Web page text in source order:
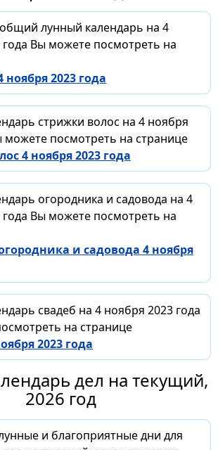
лунный календарь на 4
года Вы можете посмотреть на
2023 года
стрижки волос на 4 ноября
можете посмотреть на странице
4 ноября 2023 года
огородника и садовода на 4
года Вы можете посмотреть на
и садовода 4 ноября
свадеб на 4 ноября 2023 года
на странице
2023 года
дел на текущий,
2026 год
и благоприятные дни для